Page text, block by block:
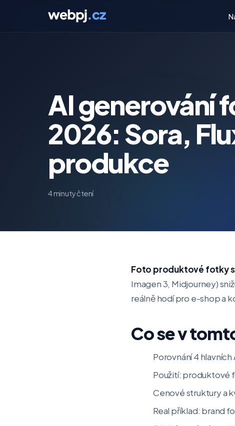
AI generování
2026: Sora,
produkce
4 minuty čtení
Foto produktové fotky
Imagen 3, Midjourney)
reálně hodí pro e-shop a
Co se v
Porovnání 4
Použití: produktové
Cenové struktury a
Real příklad: brand